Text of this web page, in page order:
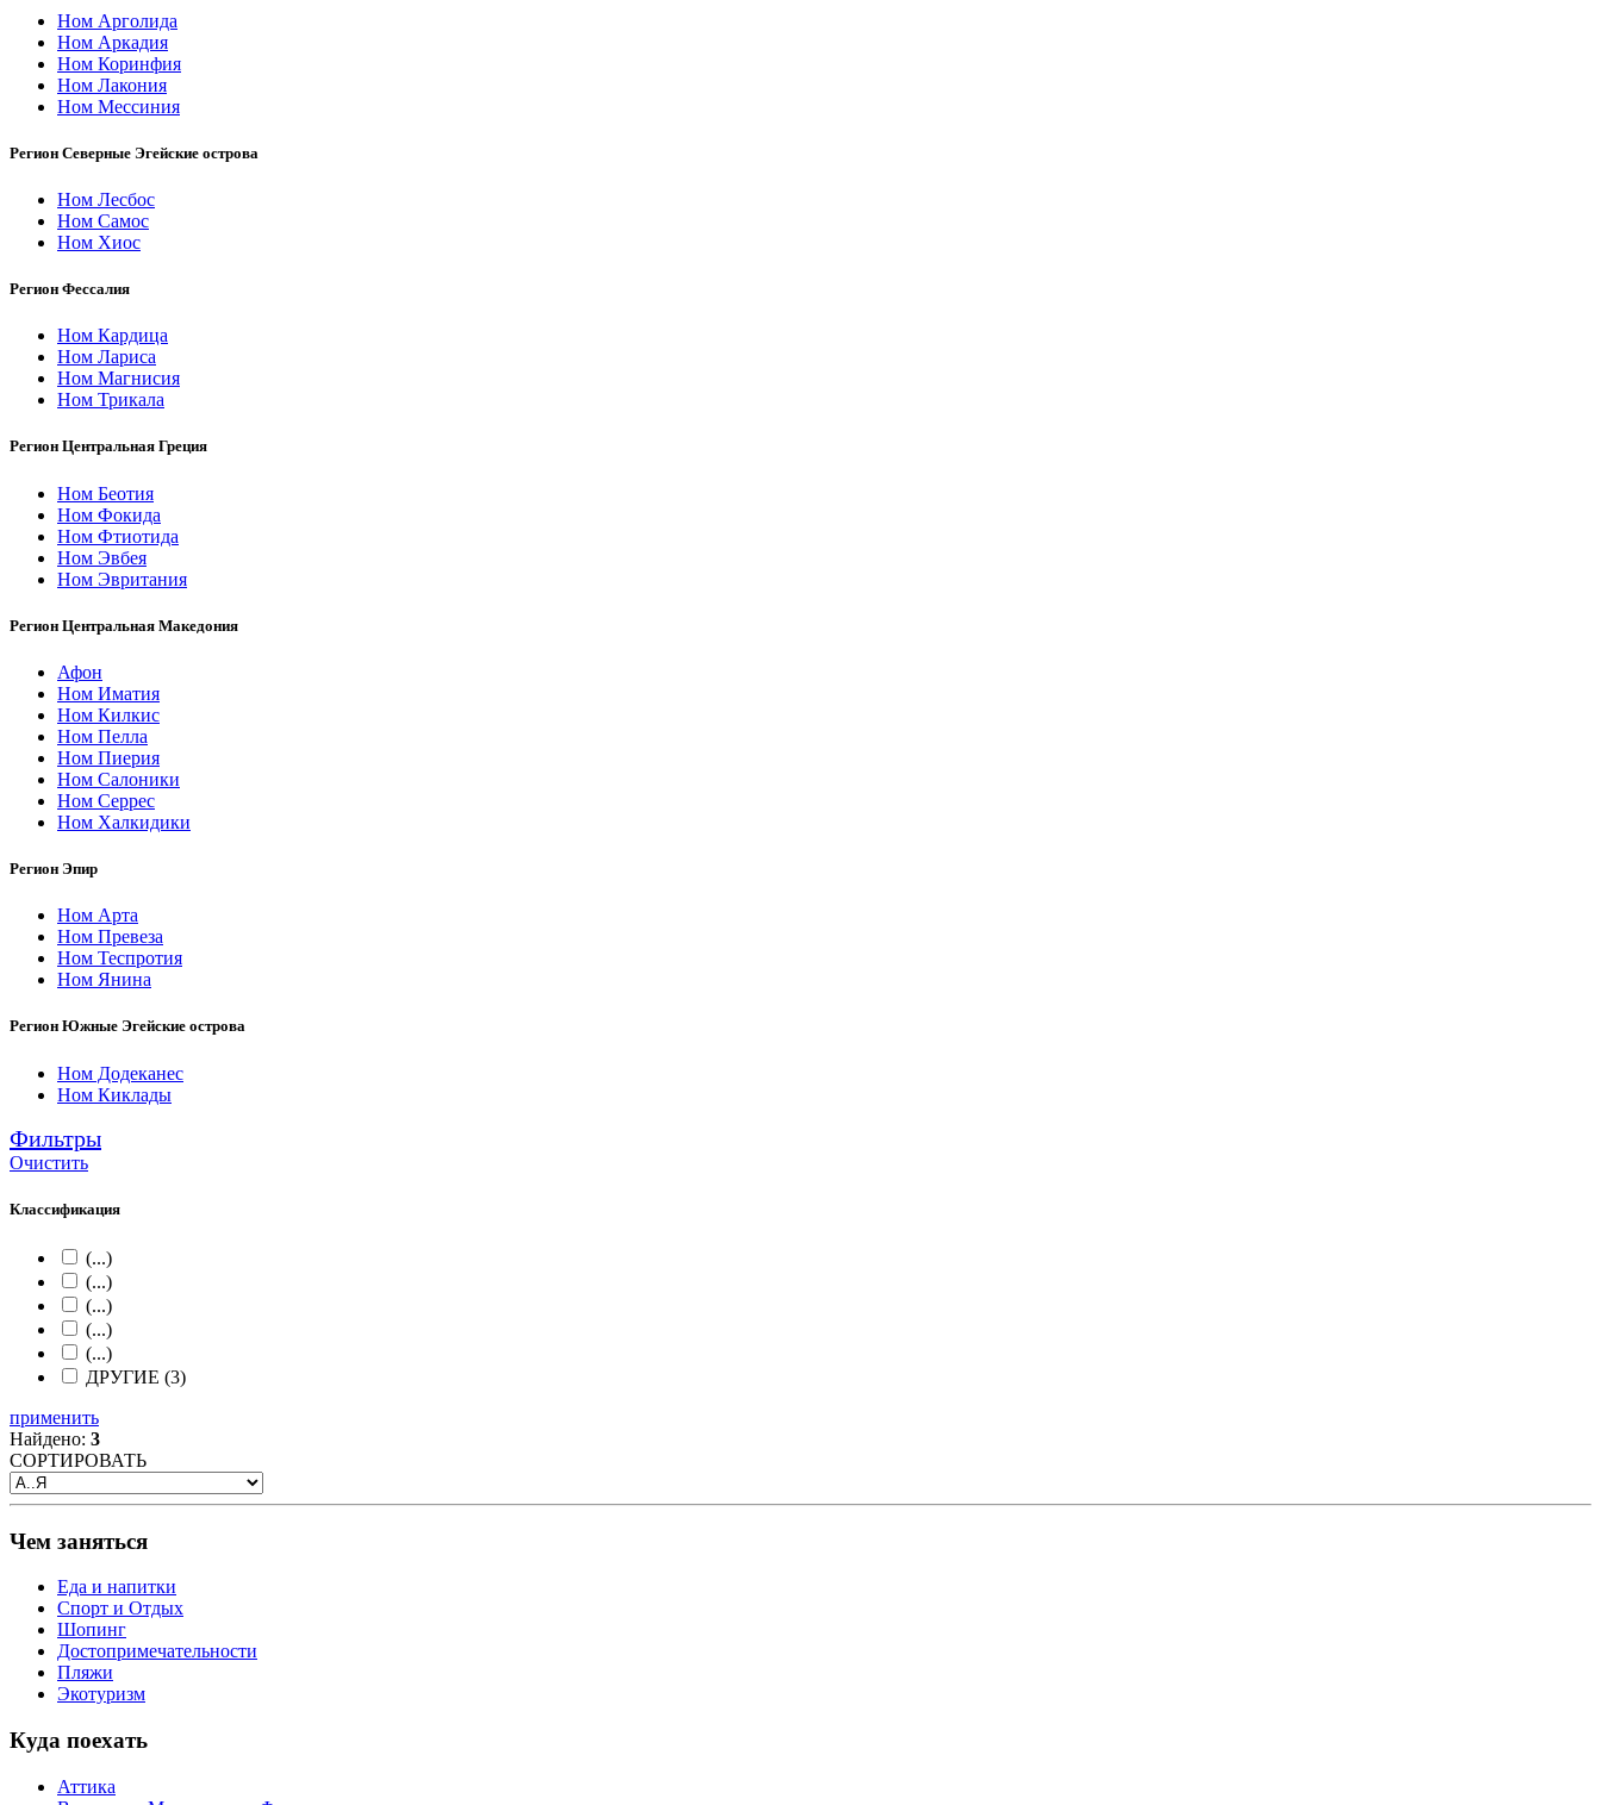
Ном Арголида
Ном Аркадия
Ном Коринфия
Ном Лакония
Ном Мессиния
Регион Северные Эгейские острова
Ном Лесбос
Ном Самос
Ном Хиос
Регион Фессалия
Ном Кардица
Ном Лариса
Ном Магнисия
Ном Трикала
Регион Центральная Греция
Ном Беотия
Ном Фокида
Ном Фтиотида
Ном Эвбея
Ном Эвритания
Регион Центральная Македония
Афон
Ном Иматия
Ном Килкис
Ном Пелла
Ном Пиерия
Ном Салоники
Ном Серрес
Ном Халкидики
Регион Эпир
Ном Арта
Ном Превеза
Ном Теспротия
Ном Янина
Регион Южные Эгейские острова
Ном Додеканес
Ном Киклады
Фильтры
Очистить
Классификация
(...)
(...)
(...)
(...)
(...)
ДРУГИЕ (3)
применить
Найдено: 3
СОРТИРОВАТЬ
Чем заняться
Еда и напитки
Спорт и Отдых
Шопинг
Достопримечательности
Пляжи
Экотуризм
Куда поехать
Аттика